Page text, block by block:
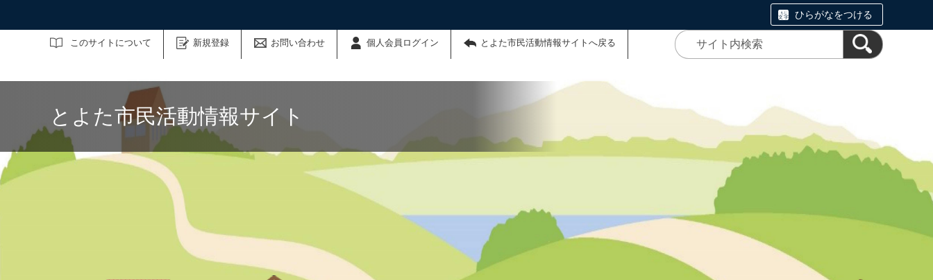
ひらがなをつける
このサイトについて 新規登録 お問い合わせ 個人会員ログイン とよた市民活動情報サイトへ戻る
サイト内検索
とよた市民活動情報サイト